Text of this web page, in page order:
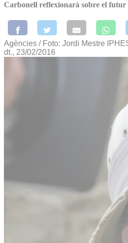
Carbonell reflexionarà sobre el
Agències / Foto: Jordi Mestre
dt., 23/02/2016